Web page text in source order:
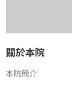
關於本院
本院簡介